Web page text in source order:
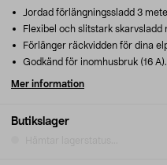
Butikslager
Jordad förlängningssladd 3
Flexibel och slitstark skarvsladd
Förlänger räckvidden för dina
Godkänd för inomhusbruk (16 A).
Mer information